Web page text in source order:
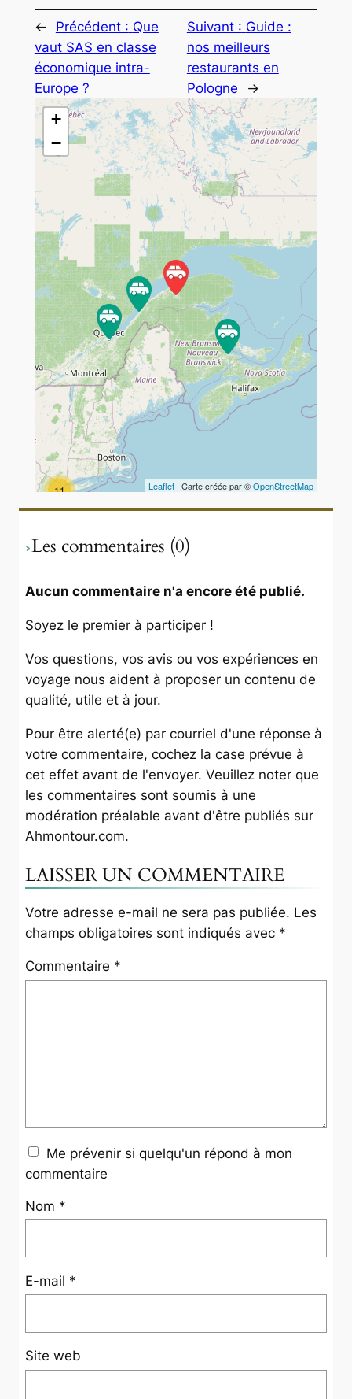
← Précédent : Que
vaut SAS en classe
économique intra-
Europe ?
Suivant : Guide :
nos meilleurs
restaurants en
Pologne
→
Travelers' Map is loading...
If you see this after your page is
loaded completely, leafletJS files
are missing.
11
+
−
Leaflet | Carte créée par ©OpenStreetMap
Les commentaires (0)
Aucun commentaire n'a encore été publié.
Soyez le premier à participer !
Vos questions, vos avis ou vos expériences en
voyage nous aident à proposer un contenu de
qualité, utile et à jour.
Pour être alerté(e) par courriel d'une réponse à
votre commentaire, cochez la case prévue à
cet effet avant de l'envoyer. Veuillez noter que
les commentaires sont soumis à une
modération préalable avant d'être publiés sur
Ahmontour.com.
LAISSER UN COMMENTAIRE
Votre adresse e-mail ne sera pas publiée. Les
champs obligatoires sont indiqués avec *
Commentaire *
Me prévenir si quelqu'un répond à mon
commentaire
Nom *
E-mail *
Site web